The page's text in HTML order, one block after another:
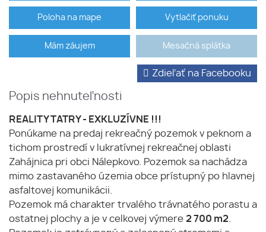
Poloha na mape Vytlačiť ponuku
Mám záujem Mesačná splátka
Popis nehnuteľnosti
Zdieľať na Facebooku
REALITY TATRY - EXKLUZÍVNE !!!
Ponúkame na predaj rekreačný pozemok v peknom a
tichom prostredí v lukratívnej rekreačnej oblasti
Zahájnica pri obci Nálepkovo. Pozemok sa nachádza
mimo zastavaného územia obce prístupný po hlavnej
asfaltovej komunikácii.
Pozemok má charakter trvalého trávnatého porastu a
ostatnej plochy a je v celkovej výmere 2 700 m2